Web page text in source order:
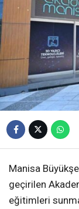
Manisa
geçirilen
eğitimleri